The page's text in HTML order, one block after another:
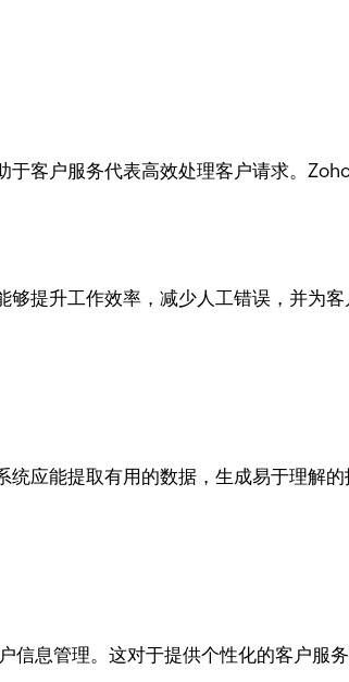
客户服务代表高效处理客户请求。
提升工作效率，减少人工错误，并为
应能提取有用的数据，生成易于理解
息管理。这对于提供个性化的客户服